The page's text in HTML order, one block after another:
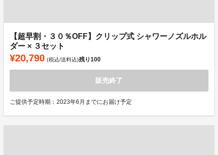
【超早割・３０％OFF】クリップ式 シャワーノズルホル
ダー × ３セット
¥20,790 (税込/送料込)残り100
販売終了
ご提供予定時期：2023年6月までにお届け予定